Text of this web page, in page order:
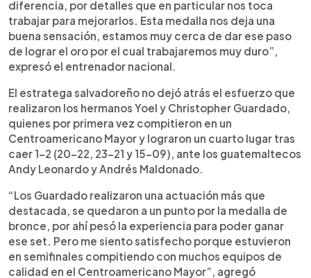
diferencia, por detalles que en particular nos toca
trabajar para mejorarlos. Esta medalla nos deja una
buena sensación, estamos muy cerca de dar ese paso
de lograr el oro por el cual trabajaremos muy duro”,
expresó el entrenador nacional.
El estratega salvadoreño no dejó atrás el esfuerzo que
realizaron los hermanos Yoel y Christopher Guardado,
quienes por primera vez compitieron en un
Centroamericano Mayor y lograron un cuarto lugar tras
caer 1-2 (20-22, 23-21 y 15-09), ante los guatemaltecos
Andy Leonardo y Andrés Maldonado.
“Los Guardado realizaron una actuación más que
destacada, se quedaron a un punto por la medalla de
bronce, por ahí pesó la experiencia para poder ganar
ese set. Pero me siento satisfecho porque estuvieron
en semifinales compitiendo con muchos equipos de
calidad en el Centroamericano Mayor”, agregó